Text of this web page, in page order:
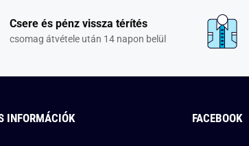
Csere és pénz vissza térítés
csomag átvétele után 14 napon belül
INFORMÁCIÓK FACEBOOK